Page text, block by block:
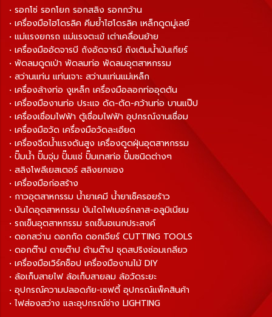
• รอกโซ่ รอกโยก รอกสลิง รอกกว้าน
• เครื่องมือไฮโดรลิค คีมย้ำไฮโดรลิค เหล็กดูดมู่เลย์
• แม่แรงยกรถ แม่แรงตะเข้ เต่าเคลื่อนย้าย
• เครื่องมืออัดจารบี ถังอัดจารบี ถังเติมน้ำมันเกียร์
• พัดลมดูดเป่า พัดลมท่อ พัดลมอุตสาหกรรม
• สว่านแท่น แท่นเจาะ สว่านแท่นแม่เหล็ก
• เครื่องล้างท่อ งูเหล็ก เครื่องมือลอกท่ออุดตัน
• เครื่องมืองานท่อ ประแจ ดัด-ตัด-คว้านท่อ บานแป๊ป
• เครื่องเชื่อมไฟฟ้า ตู้เชื่อมไฟฟ้า อุปกรณ์งานเชื่อม
• เครื่องมือวัด เครื่องมือวัดละเอียด
• เครื่องฉีดน้ำแรงดันสูง เครื่องดูดฝุ่นอุตสาหกรรม
• ปั๊มน้ำ ปั๊มจุ่ม ปั๊มแช่ ปั๊มเทสท่อ ปั๊มชนิดต่างๆ
• สลิงโพลีเยสเตอร์ สลิงยกของ
• เครื่องมือก่อสร้าง
• กาวอุตสาหกรรม น้ำยาเคมี น้ำยาเช็ครอยร้าว
• บันไดอุตสาหกรรม บันไดไฟเบอร์กลาส-อลูมิเนียม
• รถเข็นอุตสาหกรรม รถเข็นอเนกประสงค์
• ดอกสว่าน ดอกกัด ดอกเจียร์ CUTTING TOOLS
• ดอกต๊าป ดายต๊าป ด้ามต๊าป ชุดสปริงซ่อมเกลียว
• เครื่องมือเวิร์คช็อป เครื่องมืองานไม้ DIY
• ล้อเก็บสายไฟ ล้อเก็บสายลม ล้อวัดระยะ
• อุปกรณ์ความปลอดภัย-เซฟตี้ อุปกรณ์แพ็คสินค้า
• ไฟส่องสว่าง และอุปกรณ์ช่าง LIGHTING